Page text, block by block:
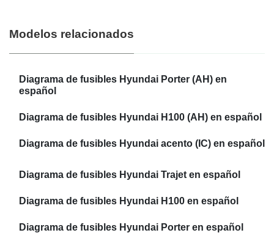
Modelos relacionados
Diagrama de fusibles Hyundai Porter (AH) en
español
Diagrama de fusibles Hyundai H100 (AH) en español
Diagrama de fusibles Hyundai acento (IC) en español
Diagrama de fusibles Hyundai Trajet en español
Diagrama de fusibles Hyundai H100 en español
Diagrama de fusibles Hyundai Porter en español